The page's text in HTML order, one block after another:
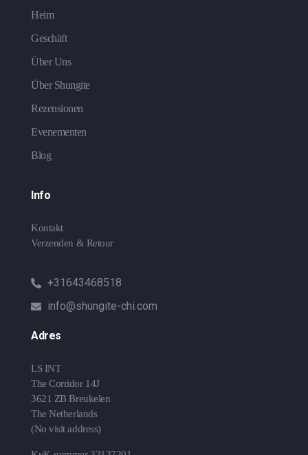
Heim
Geschäft
Über Uns
Über Shungite
Rezensionen
Evenementen
Blog
Info
Kontakt
Verzenden & Retour
+31643468518
info@shungite-chi.com
Adres
LS INT
The Corridor 14J
3621 ZB Breukelen
The Netherlands
(No visit address)